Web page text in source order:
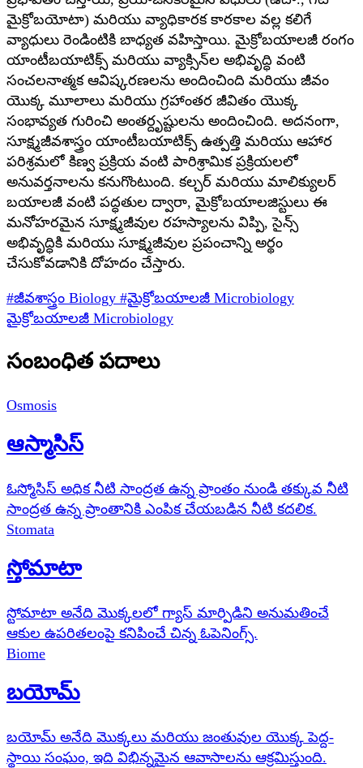
మైక్రోబయోటా) మరియు వ్యాధికారక కారకాల వల్ల కలిగే
వ్యాధులు రెండింటికి బాధ్యత వహిస్తాయి. మైక్రోబయాలజీ రంగం
యాంటీబయాటిక్స్ మరియు వ్యాక్సిన్‌ల అభివృద్ధి వంటి
సంచలనాత్మక ఆవిష్కరణలను అందించింది మరియు జీవం
యొక్క మూలాలు మరియు గ్రహాంతర జీవితం యొక్క
సంభావ్యత గురించి అంతర్దృష్టులను అందించింది. అదనంగా,
సూక్ష్మజీవశాస్త్రం యాంటీబయాటిక్స్ ఉత్పత్తి మరియు ఆహార
పరిశ్రమలో కిణ్వ ప్రక్రియ వంటి పారిశ్రామిక ప్రక్రియలలో
అనువర్తనాలను కనుగొంటుంది. కల్చర్ మరియు మాలిక్యులర్
బయాలజీ వంటి పద్ధతుల ద్వారా, మైక్రోబయాలజిస్టులు ఈ
మనోహరమైన సూక్ష్మజీవుల రహస్యాలను విప్పి, సైన్స్
అభివృద్ధికి మరియు సూక్ష్మజీవుల ప్రపంచాన్ని అర్థం
చేసుకోవడానికి దోహదం చేస్తారు.
#జీవశాస్త్రం Biology #మైక్రోబయాలజీ Microbiology
మైక్రోబయాలజీ Microbiology
సంబంధిత పదాలు
Osmosis
ఆస్మాసిస్
ఓస్మోసిస్ అధిక నీటి సాంద్రత ఉన్న ప్రాంతం నుండి తక్కువ నీటి
సాంద్రత ఉన్న ప్రాంతానికి ఎంపిక చేయబడిన నీటి కదలిక.
Stomata
స్తోమాటా
స్టోమాటా అనేది మొక్కలలో గ్యాస్ మార్పిడిని అనుమతించే
ఆకుల ఉపరితలంపై కనిపించే చిన్న ఓపెనింగ్స్.
Biome
బయోమ్
బయోమ్ అనేది మొక్కలు మరియు జంతువుల యొక్క పెద్ద-
స్థాయి సంఘం, ఇది విభిన్నమైన ఆవాసాలను ఆక్రమిస్తుంది.